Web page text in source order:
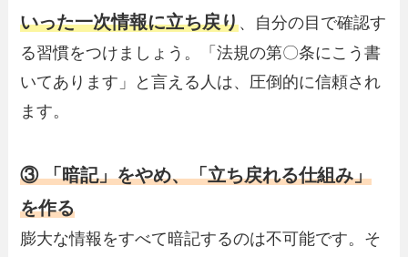
いった一次情報に立ち戻り、自分の目で確認す
る習慣をつけましょう。「法規の第〇条にこう書
いてあります」と言える人は、圧倒的に信頼され
ます。
③ 「暗記」をやめ、「立ち戻れる仕組み」
を作る
膨大な情報をすべて暗記するのは不可能です。そ